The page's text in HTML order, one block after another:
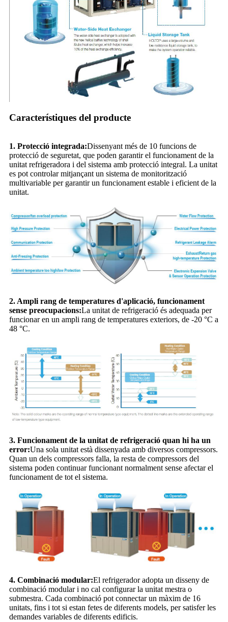
Característiques del producte
1. Protecció integrada:Dissenyant més de 10 funcions de
protecció de seguretat, que poden garantir el funcionament de la
unitat refrigeradora i del sistema amb protecció integral. La unitat
es pot controlar mitjançant un sistema de monitorització
multivariable per garantir un funcionament estable i eficient de la
unitat.
2. Ampli rang de temperatures d'aplicació, funcionament
sense preocupacions:La unitat de refrigeració és adequada per
funcionar en un ampli rang de temperatures exteriors, de -20 °C a
48 °C.
3. Funcionament de la unitat de refrigeració quan hi ha un
error:Una sola unitat està dissenyada amb diversos compressors.
Quan un dels compressors falla, la resta de compressors del
sistema poden continuar funcionant normalment sense afectar el
funcionament de tot el sistema.
4. Combinació modular:El refrigerador adopta un disseny de
combinació modular i no cal configurar la unitat mestra o
submestra. Cada combinació pot connectar un màxim de 16
unitats, fins i tot si estan fetes de diferents models, per satisfer les
demandes variables de diferents edificis.